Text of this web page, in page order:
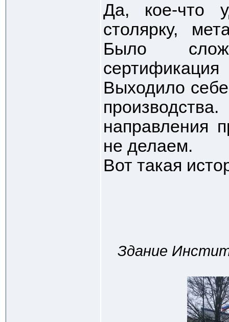
Да, кое-что
столярку,
Было
Выходило
направления
не делаем.
Вот такая
Здание